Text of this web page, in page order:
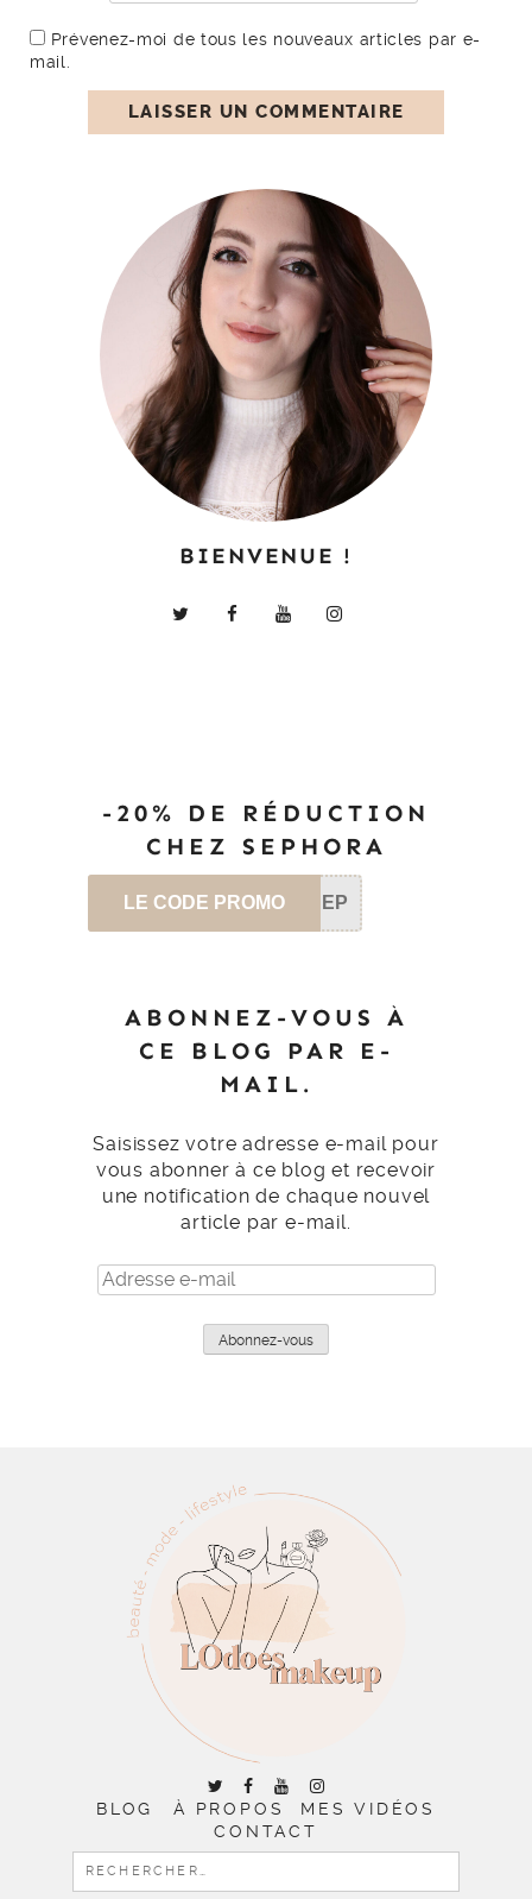
Prévenez-moi de tous les nouveaux articles par e-
mail.
BIENVENUE !
-20% DE RÉDUCTION
CHEZ SEPHORA
LE CODE PROMO SEP
ABONNEZ-VOUS À
CE BLOG PAR E-
MAIL.
Saisissez votre adresse e-mail pour
vous abonner à ce blog et recevoir
une notification de chaque nouvel
article par e-mail.
Adresse
e-
Abonnez-vous
BLOG À PROPOS
MES VIDÉOS
CONTACT
RECHERCHER :